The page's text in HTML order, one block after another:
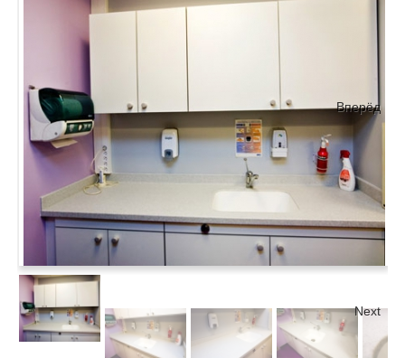
Вперёд
Next